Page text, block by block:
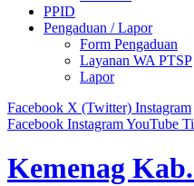
PPID
Pengaduan / Lapor
Form Pengaduan
Layanan WA PTSP
Lapor
Facebook X (Twitter) Instagram
Facebook InstagramYouTube
Kemenag